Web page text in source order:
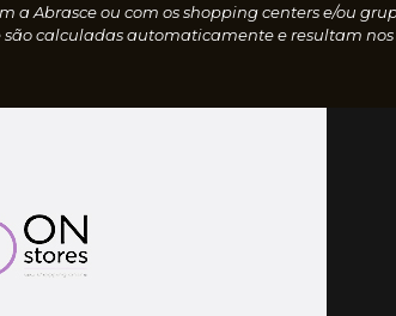
a Abrasce ou com os shopping centers e/ou
calculadas automaticamente e resultam nos